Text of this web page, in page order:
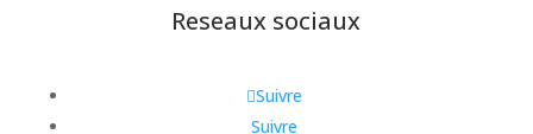
Reseaux sociaux
Suivre
Suivre